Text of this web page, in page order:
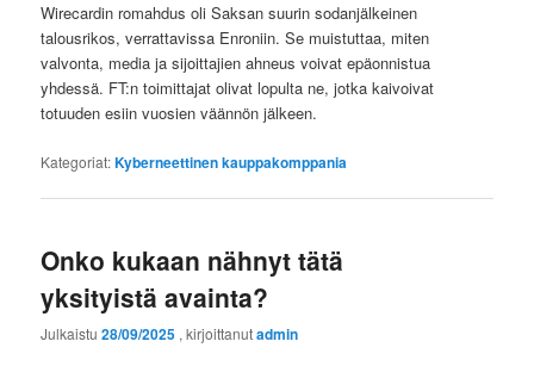
Wirecardin romahdus oli Saksan suurin sodanjälkeinen
talousrikos, verrattavissa Enroniin. Se muistuttaa, miten
valvonta, media ja sijoittajien ahneus voivat epäonnistua
yhdessä. FT:n toimittajat olivat lopulta ne, jotka kaivoivat
totuuden esiin vuosien väännön jälkeen.
Kategoriat:Kyberneettinen kauppakomppania
Onko kukaan nähnyt tätä
yksityistä avainta?
Julkaistu28/09/2025 , kirjoittanutadmin